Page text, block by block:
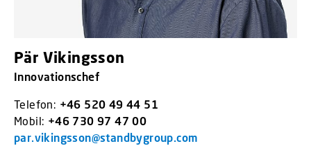
Pär Vikingsson
Innovationschef
Telefon: +46 520 49 44 51
Mobil: +46 730 97 47 00
par.vikingsson@standbygroup.com